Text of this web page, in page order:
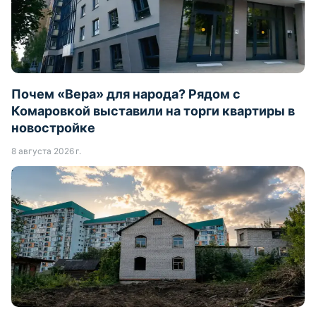
Почем «Вера» для народа? Рядом с
Комаровкой выставили на торги квартиры в
новостройке
8 августа 2026 г.